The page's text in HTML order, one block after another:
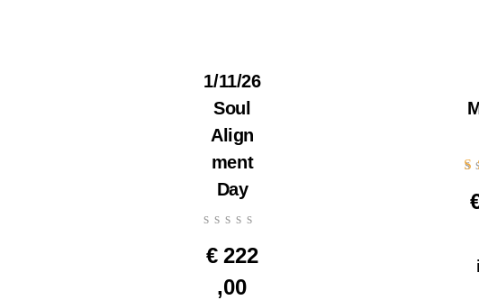
1/11/26
Soul
Align
ment
Day
€222
,00